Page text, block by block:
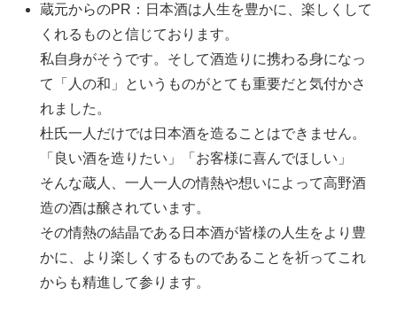
蔵元からのPR：日本酒は人生を豊かに、楽しくして
くれるものと信じております。
私自身がそうです。そして酒造りに携わる身になっ
て「人の和」というものがとても重要だと気付かさ
れました。
杜氏一人だけでは日本酒を造ることはできません。
「良い酒を造りたい」「お客様に喜んでほしい」
そんな蔵人、一人一人の情熱や想いによって高野酒
造の酒は醸されています。
その情熱の結晶である日本酒が皆様の人生をより豊
かに、より楽しくするものであることを祈ってこれ
からも精進して参ります。